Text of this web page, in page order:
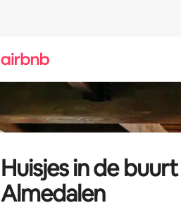
Huisjes in de
Almedalen